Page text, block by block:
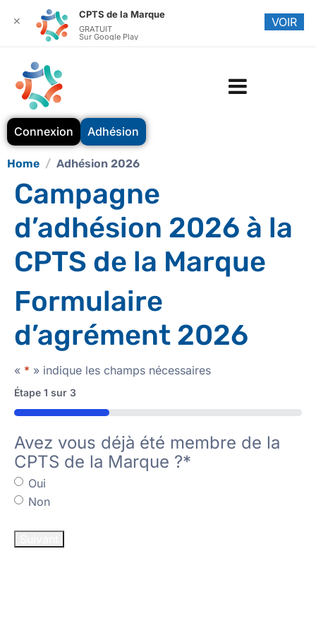
Connexion Adhésion
Home Adhésion 2026
Campagne
d’adhésion 2026 à la
CPTS de la Marque
Formulaire
d’agrément 2026
« * » indique les champs nécessaires
Étape 1 sur 3
33%
Avez vous déjà été membre de la
CPTS de la Marque ?*
Oui
Non
✕
CPTS de la Marque
GRATUIT
Sur Google Play
VOIR